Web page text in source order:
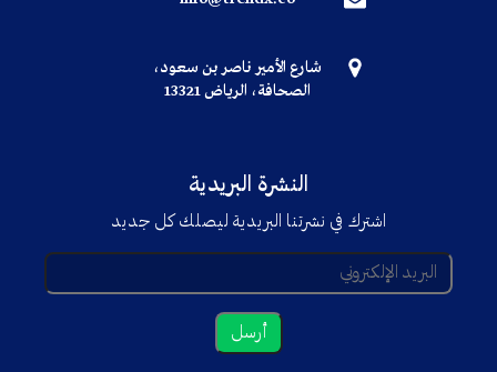
شارع الأمير ناصر بن سعود،
الصحافة، الرياض 13321
النشرة البريدية
اشترك في نشرتنا البريدية ليصلك كل جديد